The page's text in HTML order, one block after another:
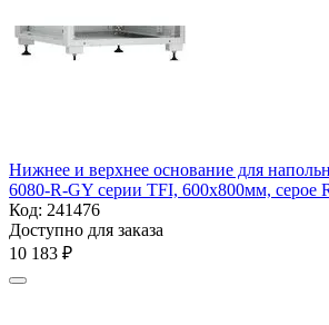
Нижнее и верхнее основание для
6080-R-GY серии TFI, 600х800мм, серое
Код: 241476
Доступно для заказа
10 183 ₽